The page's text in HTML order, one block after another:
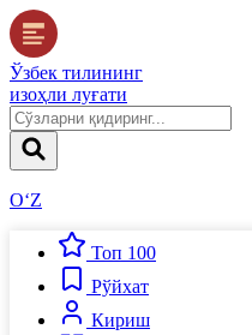
Ўзбек тилининг
изоҳли луғати
O‘Z
Топ 100
Рўйхат
Кириш